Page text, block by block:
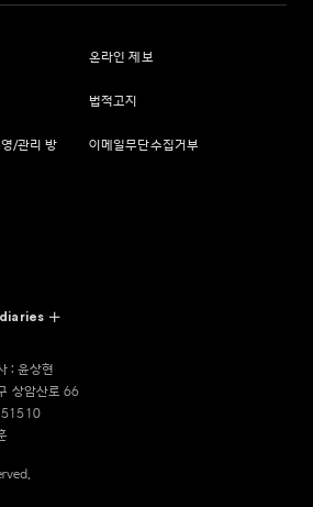
온라인 제보
법적고지
/관리 방
이메일무단수집거부
: 윤상현
상암산로 66